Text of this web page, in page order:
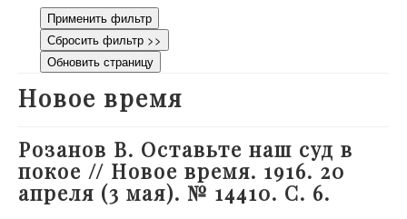
Применить фильтр
Сбросить фильтр >>
Обновить страницу
Новое время
Розанов В. Оставьте наш суд в
покое // Новое время. 1916. 20
апреля (3 мая). № 14410. С. 6.